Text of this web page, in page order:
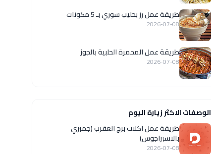
طريقة عمل رز بحليب سوري بـ 5 مكونات
2026-07-08
طريقة عمل المحمرة الحلبية بالجوز
2026-07-08
الوصفات الاكثر زيارة اليوم
طريقة عمل اكلات برج العقرب (جمبري
بالاسبراجوس)
2026-07-08